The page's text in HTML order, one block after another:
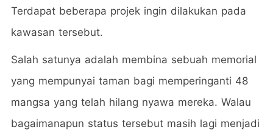
Terdapat beberapa projek ingin dilakukan pada
kawasan tersebut.
Salah satunya adalah membina sebuah memorial
yang mempunyai taman bagi memperinganti 48
mangsa yang telah hilang nyawa mereka. Walau
bagaimanapun status tersebut masih lagi menjadi